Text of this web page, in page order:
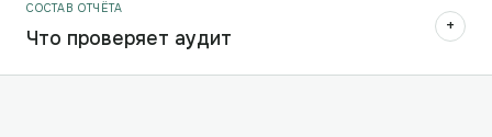
СОСТАВ ОТЧЁТА
Что проверяет аудит +